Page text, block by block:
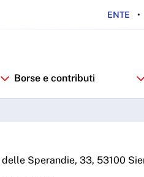
ENTE
Borse e contributi
delle Sperandie, 33, 53100